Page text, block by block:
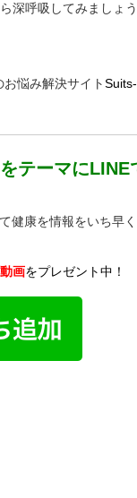
深呼吸してみましょう
悩み解決サイト
をテーマに
健康を情報をいち早
画をプレゼント中！